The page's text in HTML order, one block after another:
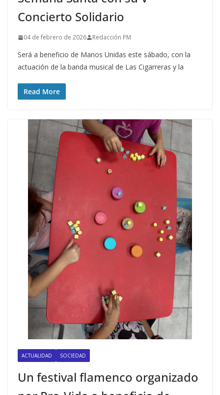
Concierto Solidario
04 de febrero de 2026 Redacción PM
Será a beneficio de Manos Unidas este sábado, con la
actuación de la banda musical de Las Cigarreras y la
Read More
ACTUALIDAD SOCIEDAD
Un festival flamenco organizado